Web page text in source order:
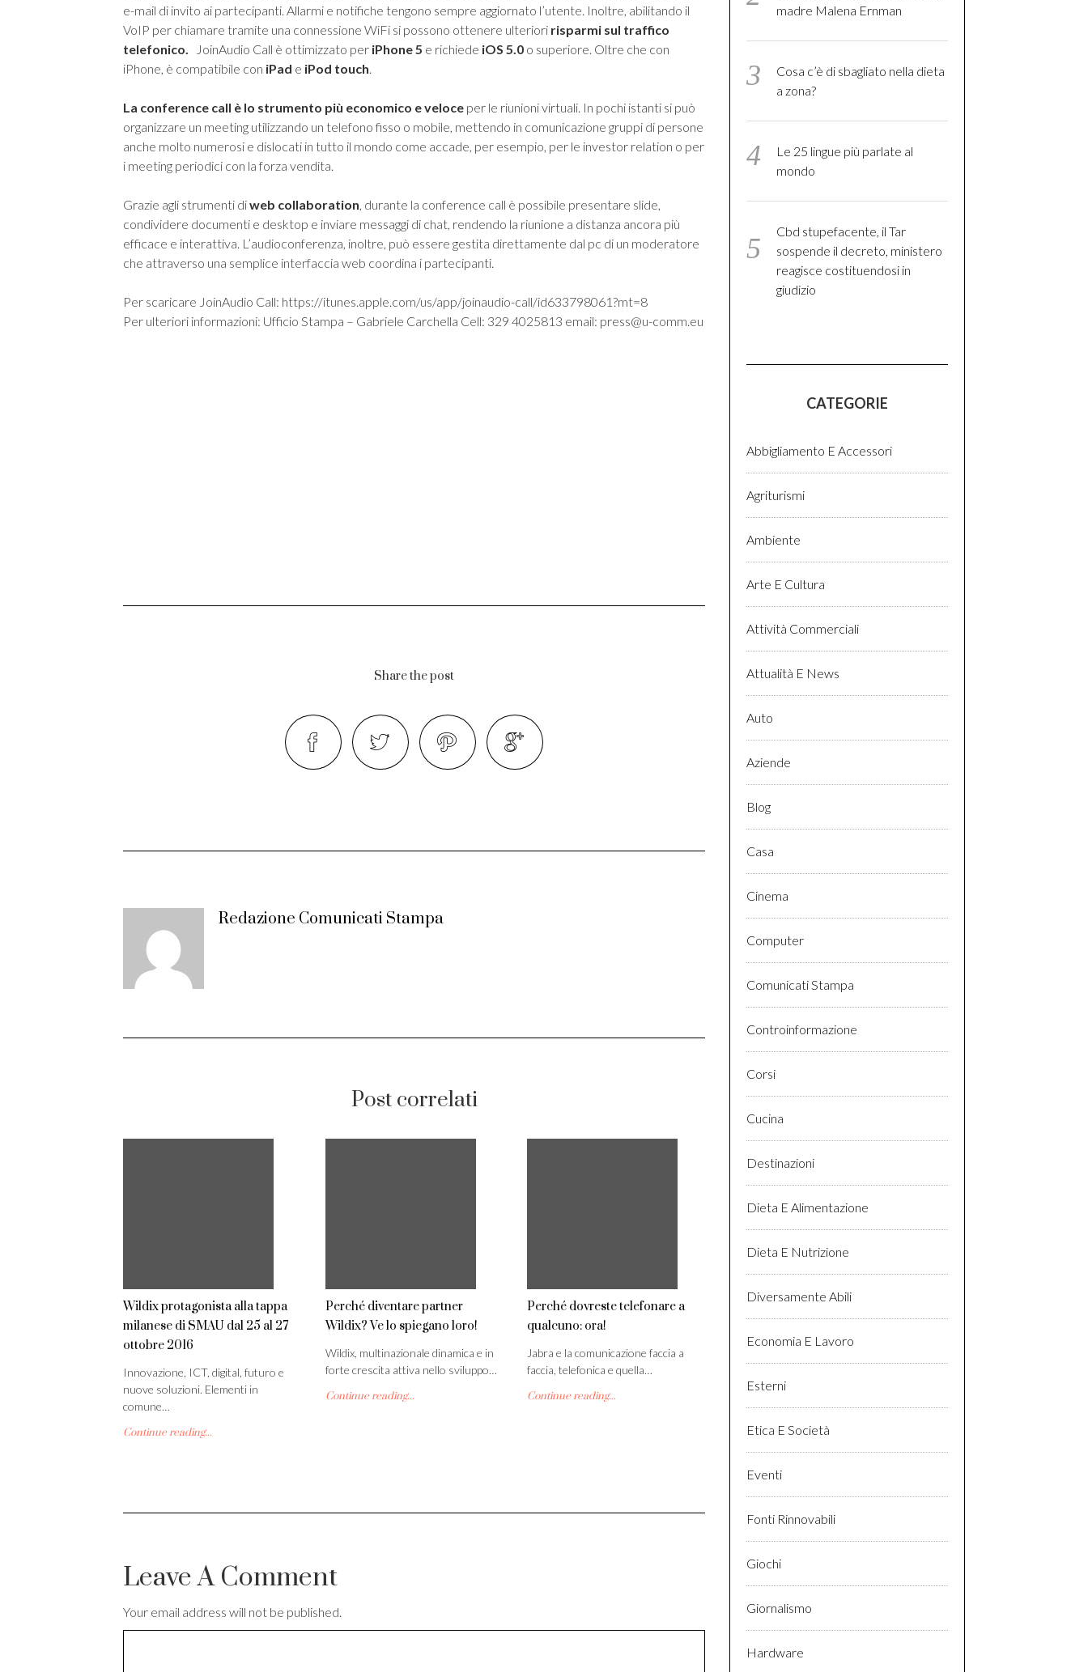
e-mail di invito ai partecipanti. Allarmi e notifiche tengono sempre aggiornato l’utente. Inoltre, abilitando il
VoIP per chiamare tramite una connessione WiFi si possono ottenere ulteriori risparmi sul traffico
telefonico.
JoinAudio Call è ottimizzato per iPhone 5 e richiede iOS 5.0 o superiore. Oltre che con
iPhone, è compatibile con iPad e iPod touch.
La conference call è lo strumento più economico e veloce per le riunioni virtuali. In pochi istanti si può
organizzare un meeting utilizzando un telefono fisso o mobile, mettendo in comunicazione gruppi di persone
anche molto numerosi e dislocati in tutto il mondo come accade, per esempio, per le investor relation o per
i meeting periodici con la forza vendita.
Grazie agli strumenti diweb collaboration, durante la conference call è possibile presentare slide,
condividere documenti e desktop e inviare messaggi di chat, rendendo la riunione a distanza ancora più
efficace e interattiva. L’audioconferenza, inoltre, può essere gestita direttamente dal pc di un moderatore
che attraverso una semplice interfaccia web coordina i partecipanti.
Per scaricare JoinAudio Call: https://itunes.apple.com/us/app/joinaudio-call/id633798061?mt=8
Per ulteriori informazioni: Ufficio Stampa – Gabriele Carchella Cell: 329 4025813 email: press@u-comm.eu
Share the post
Redazione Comunicati Stampa
Post correlati
Wildix protagonista alla tappa
milanese di SMAU dal 25 al 27
ottobre 2016
Innovazione, ICT, digital, futuro e
nuove soluzioni. Elementi in
comune…
Continue reading...
Perché diventare partner
Wildix? Ve lo spiegano loro!
Wildix, multinazionale dinamica e in
forte crescita attiva nello sviluppo…
Continue reading...
Perché dovreste telefonare a
qualcuno: ora!
Jabra e la comunicazione faccia a
faccia, telefonica e quella…
Continue reading...
Leave A Comment
Your email address will not be published.
madre Malena Ernman
Cosa c’è di sbagliato nella dieta
a zona?
Le 25 lingue più parlate al
mondo
Cbd stupefacente, il Tar
sospende il decreto, ministero
reagisce costituendosi in
giudizio
CATEGORIE
Abbigliamento E Accessori
Agriturismi
Ambiente
Arte E Cultura
Attività Commerciali
Attualità E News
Auto
Aziende
Blog
Casa
Cinema
Computer
Comunicati Stampa
Controinformazione
Corsi
Cucina
Destinazioni
Dieta E Alimentazione
Dieta E Nutrizione
Diversamente Abili
Economia E Lavoro
Esterni
Etica E Società
Eventi
Fonti Rinnovabili
Giochi
Giornalismo
Hardware